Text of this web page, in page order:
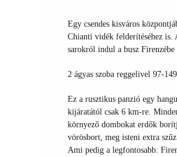
turnusos
Egy csendes kisváros
Chianti vidék felderítéséhez is.
sarokról indul a busz Firenzébe
2 ágyas szoba reggelivel 97-
Ez a rusztikus panzió egy
kijáratától csak 6 km-re.
környező dombokat erdők
vörösbort, meg isteni extra
Ami pedig a legfontosabb: